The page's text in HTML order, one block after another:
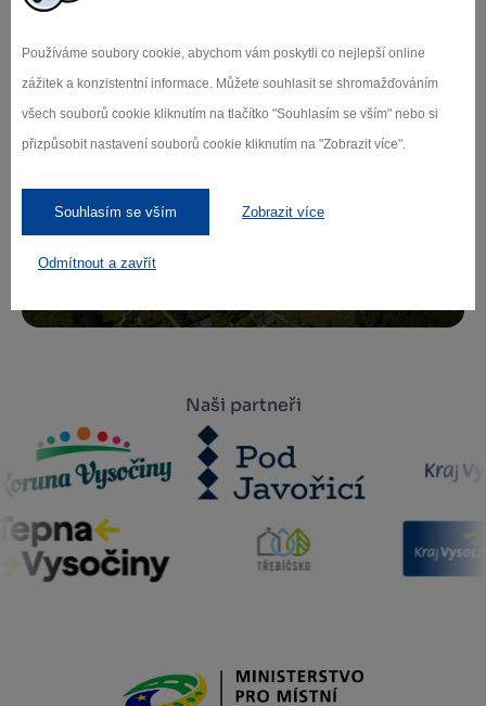
Používáme soubory cookie, abychom vám poskytli co nejlepší online
zážitek a konzistentní informace. Můžete souhlasit se shromažďováním
všech souborů cookie kliknutím na tlačítko "Souhlasím se vším" nebo si
přizpůsobit nastavení souborů cookie kliknutím na "Zobrazit více".
Souhlasím se vším Zobrazit více
Odmítnout a zavřít
Přihlaste se k odběru našeho newsletteru
o novinkách.
Záleží nám na ochraně osobních údajů.
Odebírat
Naši partneři